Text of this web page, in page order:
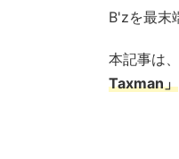
B'zを最末
本記事は
Taxman」